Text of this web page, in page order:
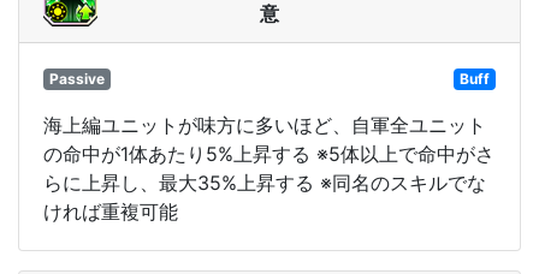
意
Passive Buff
海上編ユニットが味方に多いほど、自軍全ユニット
の命中が1体あたり5%上昇する ※5体以上で命中がさ
らに上昇し、最大35%上昇する ※同名のスキルでな
ければ重複可能